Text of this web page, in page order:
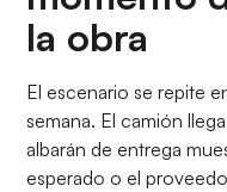
la obra
El escenario se repite
semana. El camión
albarán de entrega
esperado o el